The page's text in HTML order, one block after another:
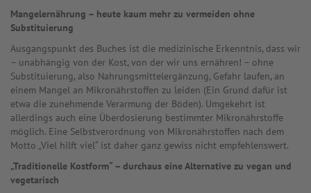
Mangelernährung – heute kaum mehr zu vermeiden ohne
Substituierung
Ausgangspunkt des Buches ist die medizinische Erkenntnis, dass wir
– unabhängig von der Kost, von der wir uns ernähren! – ohne
Substituierung, also Nahrungsmittelergänzung, Gefahr laufen, an
einem Mangel an Mikronährstoffen zu leiden (Ein Grund dafür ist
etwa die zunehmende Verarmung der Böden). Umgekehrt ist
allerdings auch eine Überdosierung bestimmter Mikronährstoffe
möglich. Eine Selbstverordnung von Mikronährstoffen nach dem
Motto „Viel hilft viel“ ist daher ganz gewiss nicht empfehlenswert.
„Traditionelle Kostform“ – durchaus eine Alternative zu vegan und
vegetarisch